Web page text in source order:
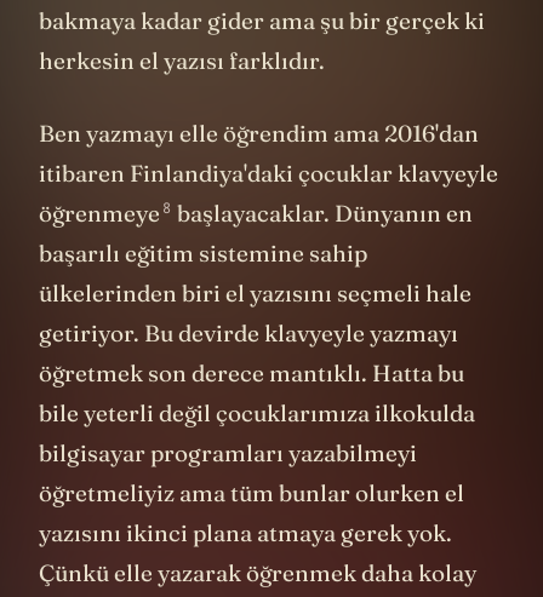
bakmaya kadar gider ama şu bir gerçek ki
herkesin el yazısı farklıdır.
Ben yazmayı elle öğrendim ama 2016'dan
itibaren Finlandiya'daki çocuklar klavyeyle
öğrenmeye 8 başlayacaklar. Dünyanın en
başarılı eğitim sistemine sahip
ülkelerinden biri el yazısını seçmeli hale
getiriyor. Bu devirde klavyeyle yazmayı
öğretmek son derece mantıklı. Hatta bu
bile yeterli değil çocuklarımıza ilkokulda
bilgisayar programları yazabilmeyi
öğretmeliyiz ama tüm bunlar olurken el
yazısını ikinci plana atmaya gerek yok.
Çünkü elle yazarak öğrenmek daha kolay